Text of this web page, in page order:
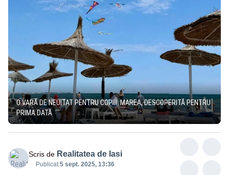
O VARĂ DE NEUITAT PENTRU COPIII. MAREA, DESCOPERITĂ PENTRU
PRIMA DATĂ
Scris de Realitatea de Iasi
Publicat:5 sept. 2025, 13:36